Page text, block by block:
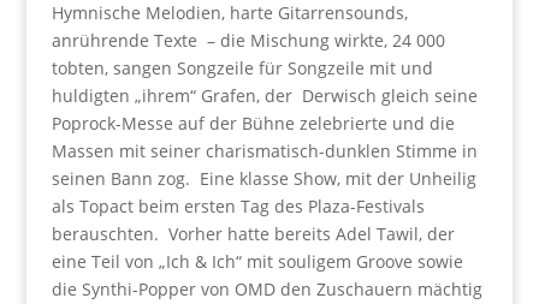
Hymnische Melodien, harte Gitarrensounds,
anrührende Texte – die Mischung wirkte, 24 000
tobten, sangen Songzeile für Songzeile mit und
huldigten „ihrem“ Grafen, der Derwisch gleich seine
Poprock-Messe auf der Bühne zelebrierte und die
Massen mit seiner charismatisch-dunklen Stimme in
seinen Bann zog. Eine klasse Show, mit der Unheilig
als Topact beim ersten Tag des Plaza-Festivals
berauschten. Vorher hatte bereits Adel Tawil, der
eine Teil von „Ich & Ich“ mit souligem Groove sowie
die Synthi-Popper von OMD den Zuschauern mächtig